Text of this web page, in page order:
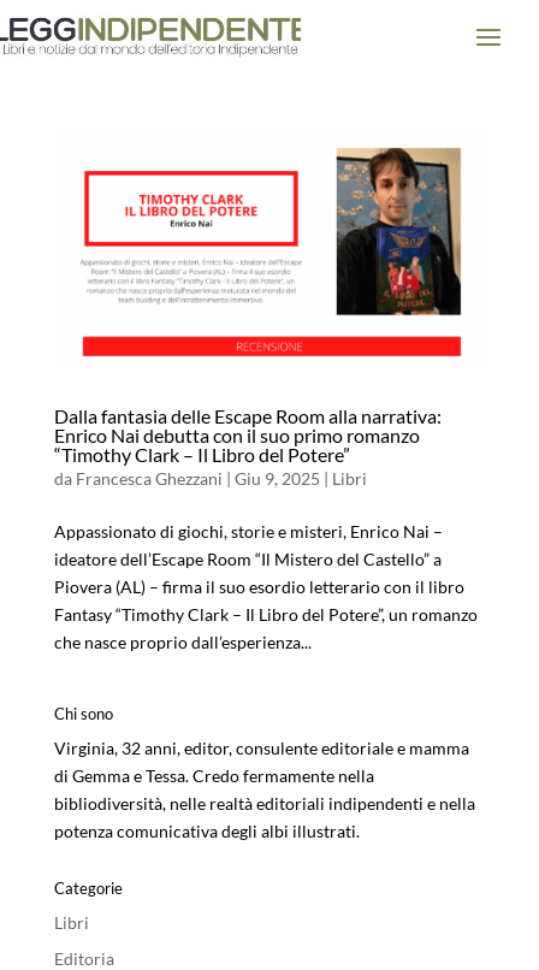
Dalla fantasia delle Escape Room alla narrativa:
Enrico Nai debutta con il suo primo romanzo
“Timothy Clark – Il Libro del Potere”
da Francesca Ghezzani | Giu 9, 2025 | Libri
Appassionato di giochi, storie e misteri, Enrico Nai –
ideatore dell’Escape Room “Il Mistero del Castello” a
Piovera (AL) – firma il suo esordio letterario con il libro
Fantasy “Timothy Clark – Il Libro del Potere”, un romanzo
che nasce proprio dall’esperienza...
Chi sono
Virginia, 32 anni, editor, consulente editoriale e mamma
di Gemma e Tessa. Credo fermamente nella
bibliodiversità, nelle realtà editoriali indipendenti e nella
potenza comunicativa degli albi illustrati.
Categorie
Libri
Editoria